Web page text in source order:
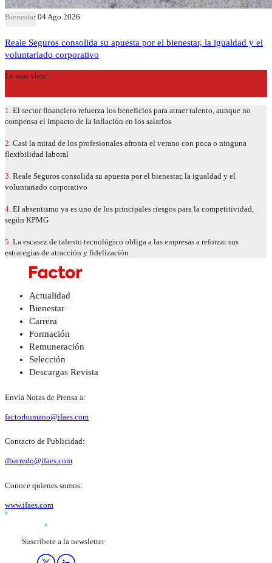
Bienestar 04 Ago 2026
Reale Seguros consolida su apuesta por el bienestar, la igualdad y el
voluntariado corporativo
Lo más visto…
1. El sector financiero refuerza los beneficios para atraer talento, aunque no
compensa el impacto de la inflación en los salarios
2. Casi la mitad de los profesionales afronta el verano con poca o ninguna
flexibilidad laboral
3. Reale Seguros consolida su apuesta por el bienestar, la igualdad y el
voluntariado corporativo
4. El absentismo ya es uno de los principales riesgos para la competitividad,
según KPMG
5. La escasez de talento tecnológico obliga a las empresas a reforzar sus
estrategias de atracción y fidelización
Actualidad
Bienestar
Carrera
Formación
Remuneración
Selección
Descargas Revista
Envía Notas de Prensa a:
factorhumano@ifaes.com
Contacto de Publicidad:
dbarredo@ifaes.com
Conoce quienes somos:
www.ifaes.com
Suscríbete a la newsletter